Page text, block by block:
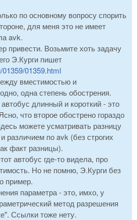
по основному вопросу спорить
для меня это не имеет
avk.
привести. Возьмите хоть задачу
Э.Курги пишет
01359.html
вместимостью и
одна степень обострения.
длинный и короткий - это
что второе обострено гораздо
можете усматривать разницу
различием по avk (без строгих
факт разницы).
автобус где-то видела, про
Но не помню, Э.Курги без
пример.
параметра - это, имхо, у
метод разрешения
Ссылки тоже нету.